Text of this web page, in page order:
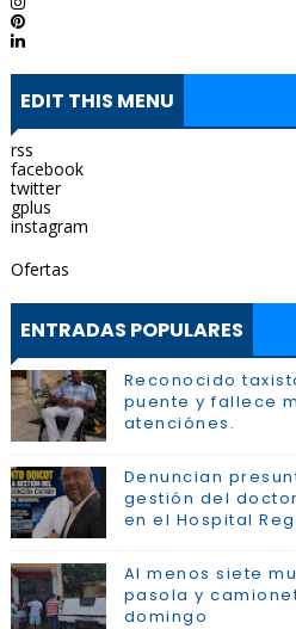
EDIT THIS MENU
rss
facebook
twitter
gplus
instagram
Ofertas
ENTRADAS POPULARES
Reconocido
puente y fallece
atenciónes.
Denuncian
gestión del
en el Hospital
Al menos siete
pasola y
domingo